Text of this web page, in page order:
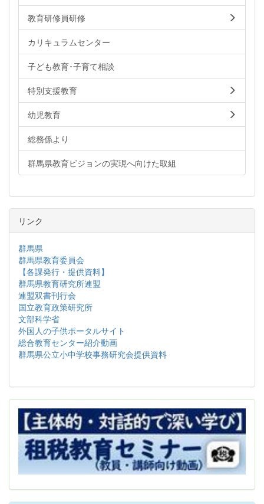
教育研修員研修
カリキュラムセンター
子ども教育･子育て相談
特別支援教育
幼児教育
総務係より
群馬県教育ビジョンの実現へ向けた取組
リンク
群馬県
群馬県教育委員会
【各課発行・提供資料】
群馬県教育研究所連盟
連盟双書刊行会
国立教育政策研究所
文部科学省
外国人の子供ポータルサイト
総合教育センター紹介動画
群馬県公立小中学校事務研究会提供資料